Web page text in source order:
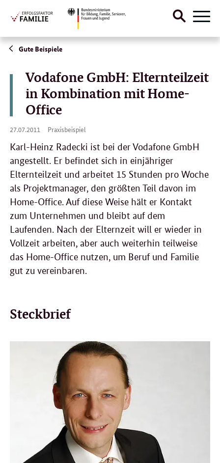
Direktlink:
Suche
Gute Beispiele
Vodafone GmbH: Elternteilzeit
in Kombination mit Home-
Office
27.07.2011
27.
2011
Praxisbeispiel
Karl-Heinz Radecki ist bei der Vodafone GmbH
angestellt. Er befindet sich in einjähriger
Elternteilzeit und arbeitet 15 Stunden pro Woche
als Projektmanager, den größten Teil davon im
Home-Office. Auf diese Weise hält er Kontakt
zum Unternehmen und bleibt auf dem
Laufenden. Nach der Elternzeit will er wieder in
Vollzeit arbeiten, aber auch weiterhin teilweise
das Home-Office nutzen, um Beruf und Familie
gut zu vereinbaren.
Steckbrief